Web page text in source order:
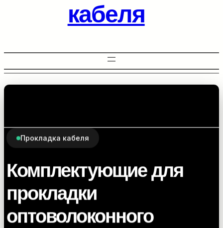
кабеля
Прокладка кабеля
Комплектующие для
прокладки
оптоволоконного